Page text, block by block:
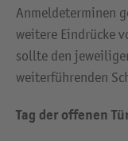
Anmeldeterminen
weitere Eindrücke
sollte den
weiterführenden
Tag der offenen